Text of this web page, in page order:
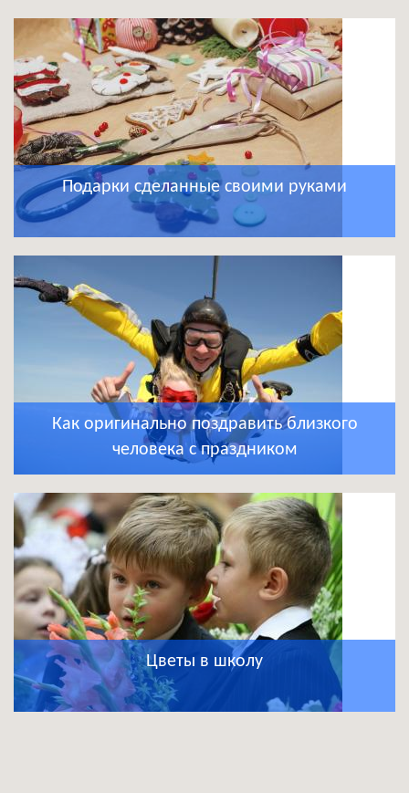
Подарки сделанные своими руками
Как оригинально поздравить близкого
человека с праздником
Цветы в школу